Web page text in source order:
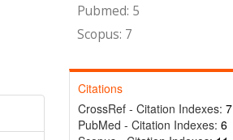
Pubmed: 5
Scopus: 7
Citations
CrossRef - Citation Indexes: 7
PubMed - Citation Indexes: 6